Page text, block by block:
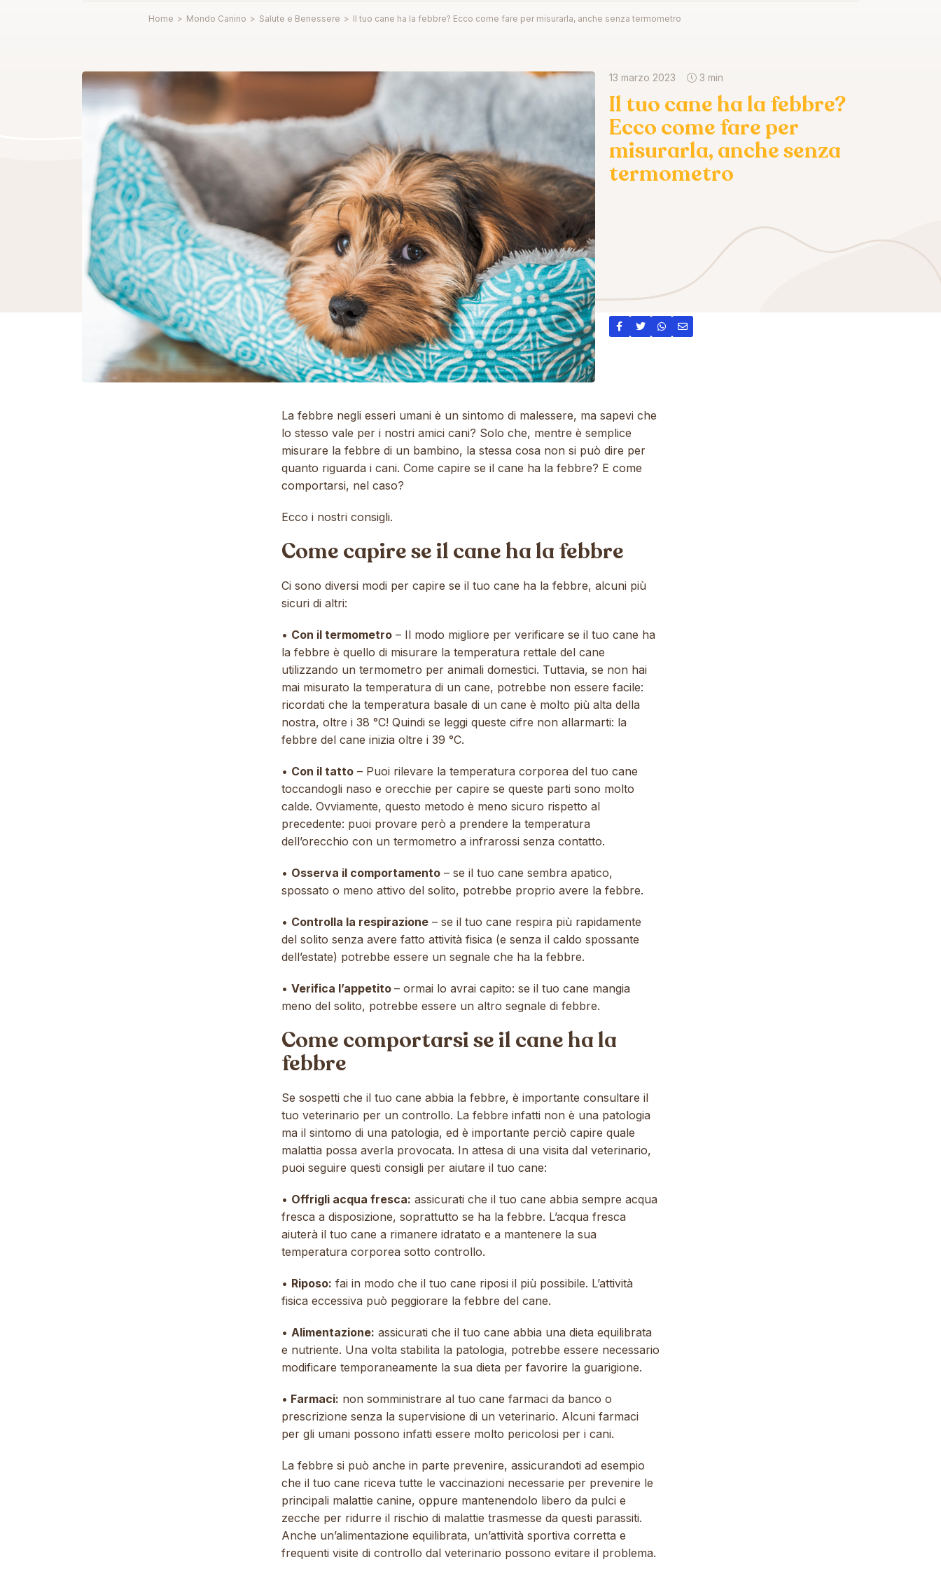
Home > Mondo Canino > Salute e Benessere > Il tuo cane ha la febbre? Ecco come fare per misurarla, anche senza termometro
13 marzo 2023 3 min
Il tuo cane ha la febbre?
Ecco come fare per
misurarla, anche senza
termometro
La febbre negli esseri umani è un sintomo di malessere, ma sapevi che
lo stesso vale per i nostri amici cani? Solo che, mentre è semplice
misurare la febbre di un bambino, la stessa cosa non si può dire per
quanto riguarda i cani. Come capire se il cane ha la febbre? E come
comportarsi, nel caso?
Ecco i nostri consigli.
Come capire se il cane ha la febbre
Ci sono diversi modi per capire se il tuo cane ha la febbre, alcuni più
sicuri di altri:
• Con il termometro – Il modo migliore per verificare se il tuo cane ha
la febbre è quello di misurare la temperatura rettale del cane
utilizzando un termometro per animali domestici. Tuttavia, se non hai
mai misurato la temperatura di un cane, potrebbe non essere facile:
ricordati che la temperatura basale di un cane è molto più alta della
nostra, oltre i 38 °C! Quindi se leggi queste cifre non allarmarti: la
febbre del cane inizia oltre i 39 °C.
• Con il tatto – Puoi rilevare la temperatura corporea del tuo cane
toccandogli naso e orecchie per capire se queste parti sono molto
calde. Ovviamente, questo metodo è meno sicuro rispetto al
precedente: puoi provare però a prendere la temperatura
dell’orecchio con un termometro a infrarossi senza contatto.
• Osserva il comportamento – se il tuo cane sembra apatico,
spossato o meno attivo del solito, potrebbe proprio avere la febbre.
• Controlla la respirazione – se il tuo cane respira più rapidamente
del solito senza avere fatto attività fisica (e senza il caldo spossante
dell’estate) potrebbe essere un segnale che ha la febbre.
• Verifica l’appetito – ormai lo avrai capito: se il tuo cane mangia
meno del solito, potrebbe essere un altro segnale di febbre.
Come comportarsi se il cane ha la
febbre
Se sospetti che il tuo cane abbia la febbre, è importante consultare il
tuo veterinario per un controllo. La febbre infatti non è una patologia
ma il sintomo di una patologia, ed è importante perciò capire quale
malattia possa averla provocata. In attesa di una visita dal veterinario,
puoi seguire questi consigli per aiutare il tuo cane:
• Offrigli acqua fresca: assicurati che il tuo cane abbia sempre acqua
fresca a disposizione, soprattutto se ha la febbre. L’acqua fresca
aiuterà il tuo cane a rimanere idratato e a mantenere la sua
temperatura corporea sotto controllo.
• Riposo: fai in modo che il tuo cane riposi il più possibile. L’attività
fisica eccessiva può peggiorare la febbre del cane.
• Alimentazione: assicurati che il tuo cane abbia una dieta equilibrata
e nutriente. Una volta stabilita la patologia, potrebbe essere necessario
modificare temporaneamente la sua dieta per favorire la guarigione.
• Farmaci: non somministrare al tuo cane farmaci da banco o
prescrizione senza la supervisione di un veterinario. Alcuni farmaci
per gli umani possono infatti essere molto pericolosi per i cani.
La febbre si può anche in parte prevenire, assicurandoti ad esempio
che il tuo cane riceva tutte le vaccinazioni necessarie per prevenire le
principali malattie canine, oppure mantenendolo libero da pulci e
zecche per ridurre il rischio di malattie trasmesse da questi parassiti.
Anche un’alimentazione equilibrata, un’attività sportiva corretta e
frequenti visite di controllo dal veterinario possono evitare il problema.